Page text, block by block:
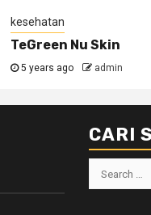
kesehatan
TeGreen Nu Skin
5 years ago admin
CARI
Search
for: